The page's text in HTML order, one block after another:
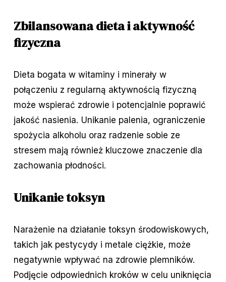
Zbilansowana dieta i aktywność
fizyczna
Dieta bogata w witaminy i minerały w
połączeniu z regularną aktywnością fizyczną
może wspierać zdrowie i potencjalnie poprawić
jakość nasienia. Unikanie palenia, ograniczenie
spożycia alkoholu oraz radzenie sobie ze
stresem mają również kluczowe znaczenie dla
zachowania płodności.
Unikanie toksyn
Narażenie na działanie toksyn środowiskowych,
takich jak pestycydy i metale ciężkie, może
negatywnie wpływać na zdrowie plemników.
Podjęcie odpowiednich kroków w celu uniknięcia